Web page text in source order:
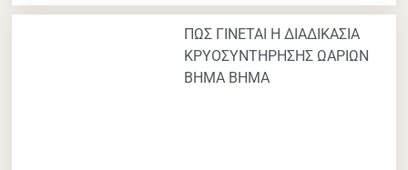
ΠΩΣ ΓΙΝΕΤΑΙ Η ΔΙΑΔΙΚΑΣΙΑ
ΚΡΥΟΣΥΝΤΗΡΗΣΗΣ ΩΑΡΙΩΝ
ΒΗΜΑ ΒΗΜΑ